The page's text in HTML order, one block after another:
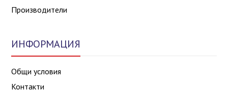
Производители
ИНФОРМАЦИЯ
Общи условия
Контакти